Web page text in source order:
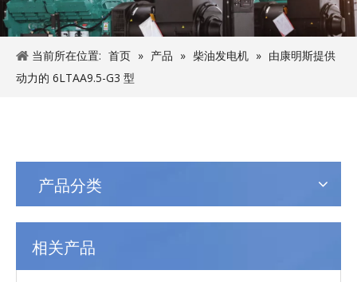
当前所在位置: 首页 » 产品 » 柴油发电机 » 由康明斯提供
动力的 6LTAA9.5-G3 型
产品分类
相关产品